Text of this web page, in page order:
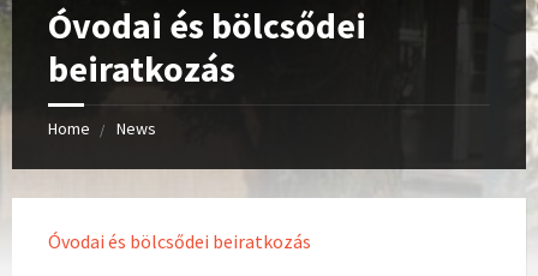
Óvodai és bölcsődei
beiratkozás
Home News
Óvodai és bölcsődei beiratkozás